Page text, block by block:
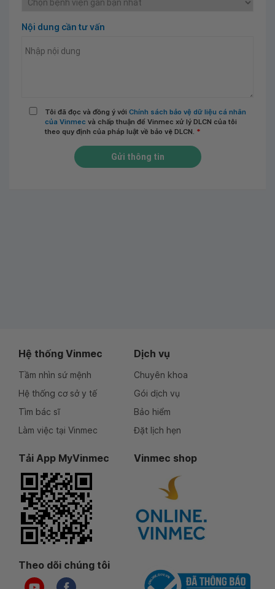
Nội dung cần tư vấn
Tôi đã đọc và đồng ý với Chính sách bảo vệ dữ liệu cá nhân
của Vinmec và chấp thuận để Vinmec xử lý DLCN của tôi
theo quy định của pháp luật về bảo vệ DLCN. *
Gửi thông tin
Hệ thống Vinmec
Tầm nhìn sứ mệnh
Hệ thống cơ sở y tế
Tìm bác sĩ
Làm việc tại Vinmec
Dịch vụ
Chuyên khoa
Gói dịch vụ
Bảo hiểm
Đặt lịch hẹn
Tải App MyVinmec Vinmec shop
Theo dõi chúng tôi